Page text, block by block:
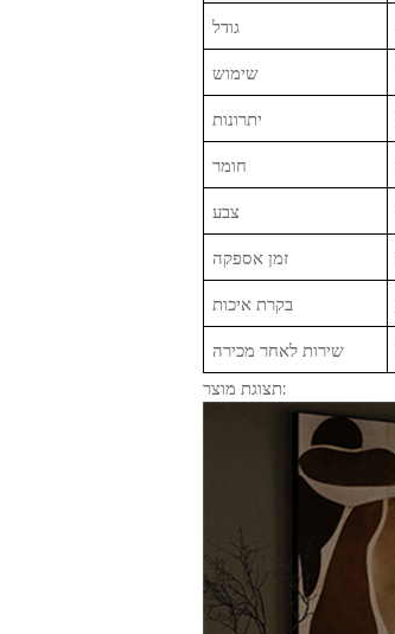
גודל
שימוש
יתרונות
חומר
צבע
זמן אספקה
בקרת איכות
שירות לאחר מכירה
תצוגת מוצר: